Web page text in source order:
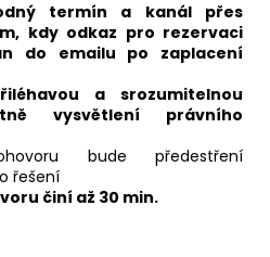
termín a kanál přes
kdy odkaz pro rezervaci
do emailu po zaplacení
a srozumitelnou
vysvětlení právního
bude předestření
řešení
činí až 30 min.